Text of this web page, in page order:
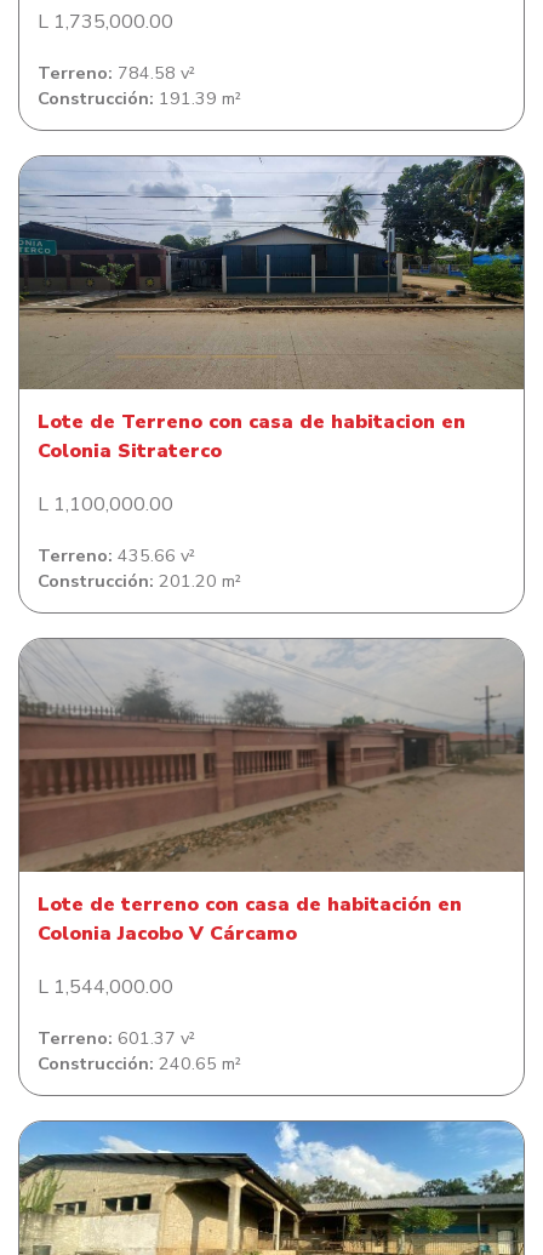
L 1,735,000.00
Terreno: 784.58 v²
Construcción: 191.39 m²
Lote de Terreno con casa de habitacion en Colonia
Sitraterco
Lote de Terreno con casa de habitacion en
Colonia Sitraterco
L 1,100,000.00
Terreno: 435.66 v²
Construcción: 201.20 m²
Lote de terreno con casa de habitación en Colonia
Jacobo V Cárcamo
Lote de terreno con casa de habitación en
Colonia Jacobo V Cárcamo
L 1,544,000.00
Terreno: 601.37 v²
Construcción: 240.65 m²